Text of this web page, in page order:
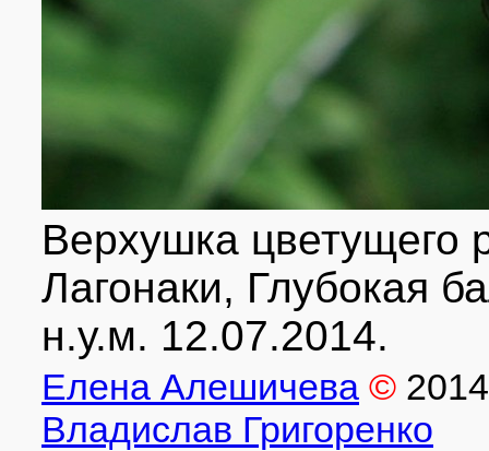
Верхушка цветущего
Лагонаки, Глубокая
н.у.м. 12.07.2014.
Елена Алешичева © 2014
Владислав Григоренко